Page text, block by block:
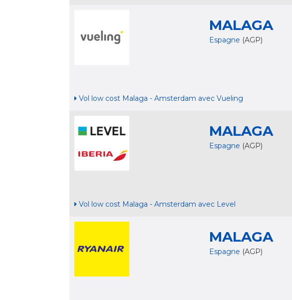
MALAGA
Espagne (AGP)
Vol low cost Malaga - Amsterdam avec Vueling
MALAGA
Espagne (AGP)
Vol low cost Malaga - Amsterdam avec Level
MALAGA
Espagne (AGP)